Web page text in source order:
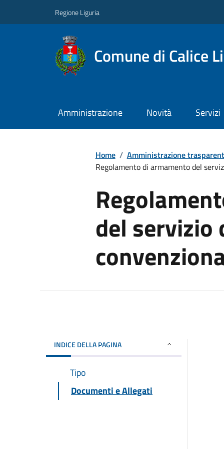
Regione Liguria
Comune di Calice
Amministrazione Novità Servizi
Home / Amministrazione
Regolamento di armamento del
del servizio
INDICE DELLA PAGINA
Tipo
Documenti e Allegati